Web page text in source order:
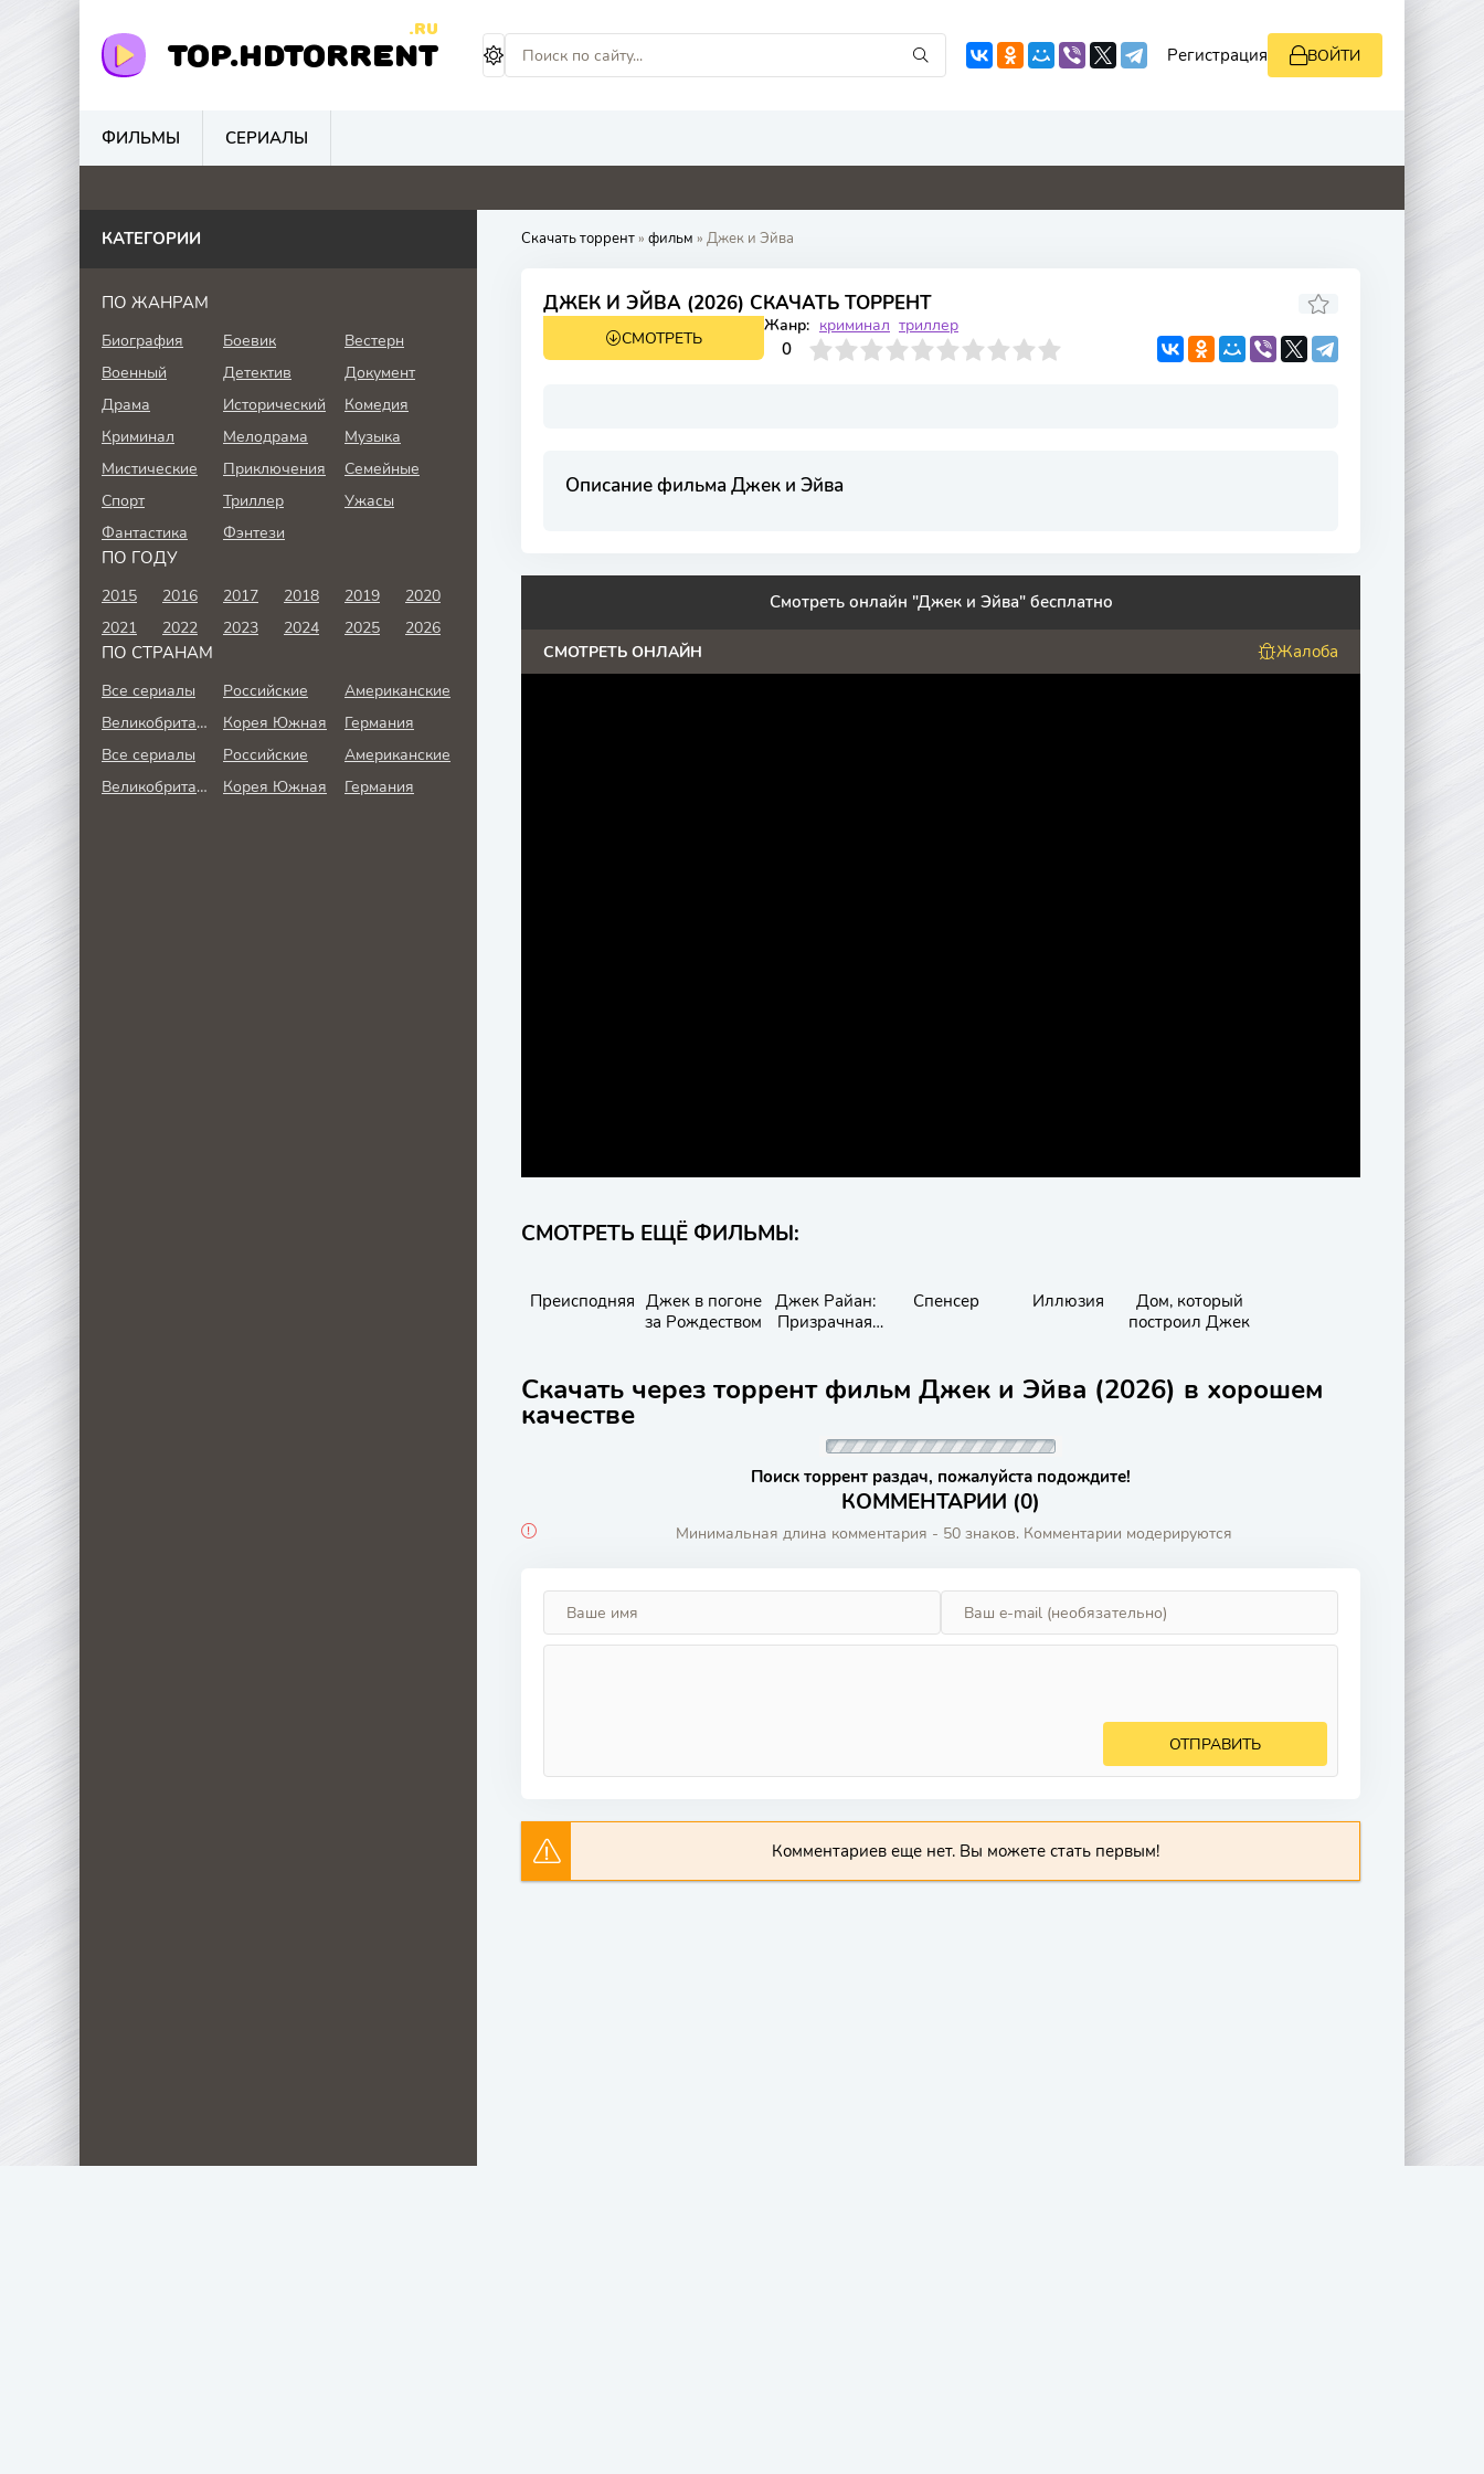
TOP.HDTORRENT
.RU
Регистрация ВОЙТИ
ФИЛЬМЫ СЕРИАЛЫ
4.9 0 5 0 0 0 0 0 0 0 0
Скачать торрент» фильм » Джек и Эйва
ДЖЕК И ЭЙВА (2026) СКАЧАТЬ ТОРРЕНТ
СМОТРЕТЬ
Жанр: криминал триллер
0
1 4 6 7 8 9 10
Описание фильма Джек и Эйва
Смотреть онлайн "Джек и Эйва" бесплатно
СМОТРЕТЬ ОНЛАЙН Жалоба
СМОТРЕТЬ ЕЩЁ ФИЛЬМЫ:
Преисподняя Джек в погоне
за Рождеством
Джек Райан:
Призрачная
Спенсер Иллюзия
Дом, который
построил Джек
Скачать через торрент фильм Джек и Эйва (2026) в хорошем
качестве
Поиск торрент раздач, пожалуйста подождите!
КОММЕНТАРИИ (0)
Минимальная длина комментария - 50 знаков. Комментарии модерируются
ОТПРАВИТЬ
Комментариев еще нет. Вы можете стать первым!
КАТЕГОРИИ
ПО ЖАНРАМ
Биография Боевик
Вестерн
Военный
Детектив
Документ
Драма
Исторический
Комедия
Криминал
Мелодрама
Музыка
Мистические
Приключения
Семейные
Спорт
Триллер
Ужасы
Фантастика
Фэнтези
ПО ГОДУ
2015 2016 2017 2018 2019
2020
2021
2022 2023 2024 2025 2026
ПО СТРАНАМ
Все сериалы Российские
Американские
Великобритания
Корея Южная
Германия
Все сериалы
Российские
Американские
Великобритания
Корея Южная Германия